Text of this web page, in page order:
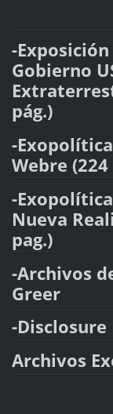
-
Gobierno
pág.)
-
Webre (224
-
Nueva
pag.)
-Archivos
Greer
-
Archivos